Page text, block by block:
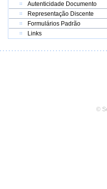
Autenticidade Documento
Representação Discente
Formulários Padrão
Links
©